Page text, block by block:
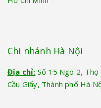
Chi nhánh Hà Nội
Địa chỉ: Số 15 Ngõ 2, Thọ
Cầu Giấy, Thành phố Hà